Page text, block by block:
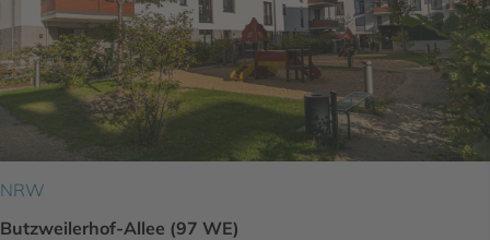
NRW
Butzweilerhof-Allee (97 WE)